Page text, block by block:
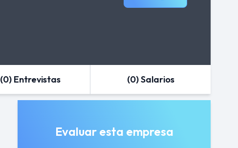
(0) Entrevistas (0) Salarios
Evaluar esta empresa